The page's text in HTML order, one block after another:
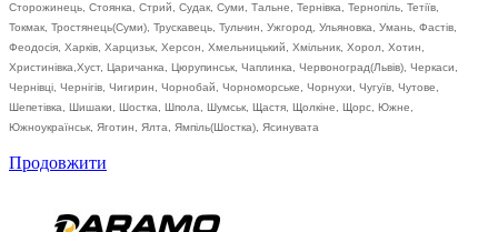
Сторожинець, Стоянка, Стрий, Судак, Суми, Тальне, Тернівка, Тернопіль, Тетіїв,
Токмак, Тростянець(Суми), Трускавець, Тульчин, Ужгород, Ульяновка, Умань, Фастів,
Феодосія, Харків, Харцизьк, Херсон, Хмельницький, Хмільник, Хорол, Хотин,
Христинівка,Хуст, Царичанка, Цюрупинськ, Чаплинка, Червоноград(Львів), Черкаси,
Чернівці, Чернігів, Чигирин, Чорнобай, Чорноморське, Чорнухи, Чугуїв, Чутове,
Шепетівка, Шишаки, Шостка, Шпола, Шумськ, Щастя, Щолкіне, Щорс, Южне,
Южноукраїнськ, Яготин, Ялта, Ямпіль(Шостка), Ясинувата
Продовжити